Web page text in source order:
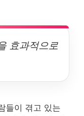
효과적으로
들이 겪고 있는